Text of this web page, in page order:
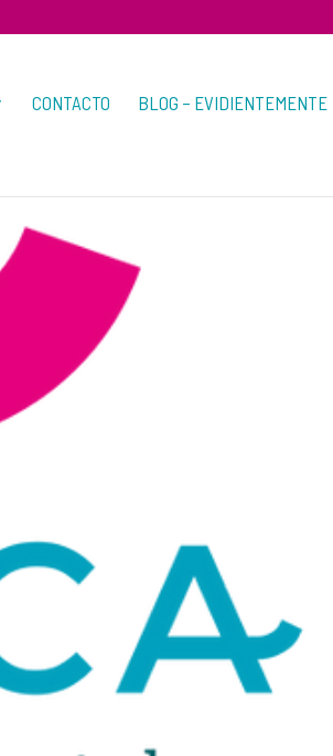
CONTACTO BLOG – EVIDIENTEMENTE